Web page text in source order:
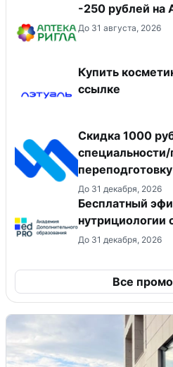
-250 рублей на
До 31 августа, 2026
Купить
ссылке
Скидка 1000
переподготовку
До 31 декабря, 2026
Бесплатный
нутрициологии
До 31 декабря, 2026
Все